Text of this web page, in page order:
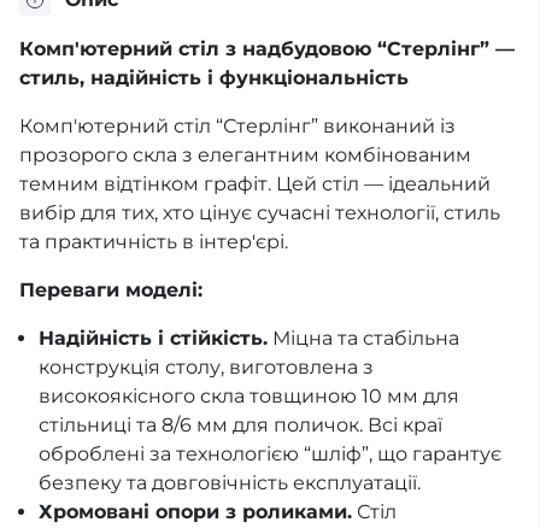
Комп'ютерний стіл з надбудовою “Стерлінг” —
стиль, надійність і функціональність
Комп'ютерний стіл “Стерлінг” виконаний із
прозорого скла з елегантним комбінованим
темним відтінком графіт. Цей стіл — ідеальний
вибір для тих, хто цінує сучасні технології, стиль
та практичність в інтер'єрі.
Переваги моделі:
Надійність і стійкість. Міцна та стабільна
конструкція столу, виготовлена з
високоякісного скла товщиною 10 мм для
стільниці та 8/6 мм для поличок. Всі краї
оброблені за технологією “шліф”, що гарантує
безпеку та довговічність експлуатації.
Хромовані опори з роликами. Стіл